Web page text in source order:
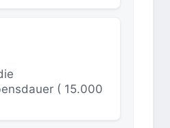
( 15.000